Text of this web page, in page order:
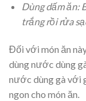
Dùng dấm ăn:
trắng rồi rửa
Đối với món ăn
dùng nước dùng
nước dùng gà với
ngon cho món ăn.